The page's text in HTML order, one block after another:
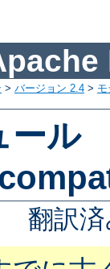
> バージョン 2.4 >
ール
翻訳